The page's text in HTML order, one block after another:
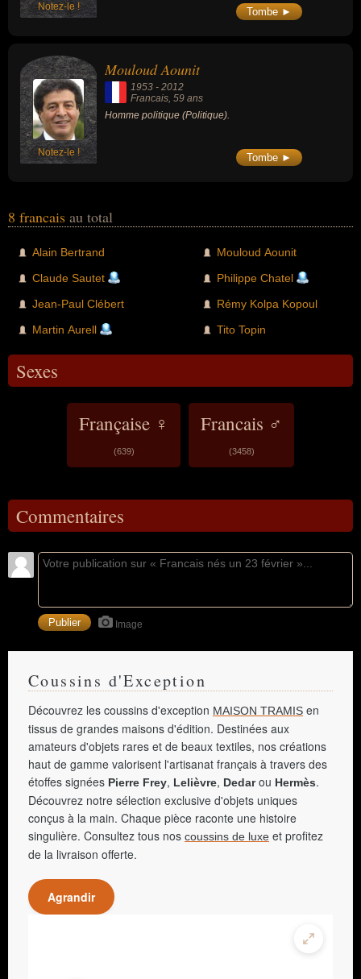
Notez-le ! Tombe ►
Notez-le !
Mouloud Aounit
1953 - 2012
Francais, 59 ans
Homme politique (Politique).
Tombe ►
8 francais au total
Alain Bertrand
Claude Sautet
Jean-Paul Clébert
Martin Aurell
Mouloud Aounit
Philippe Chatel
Rémy Kolpa Kopoul
Tito Topin
Sexes
Française ♀
(639)
Francais ♂
(3458)
Commentaires
Image
Coussins d'Exception
Découvrez les coussins d'exception MAISON TRAMIS en
tissus de grandes maisons d'édition. Destinées aux
amateurs d'objets rares et de beaux textiles, nos créations
haut de gamme valorisent l'artisanat français à travers des
étoffes signées Pierre Frey, Lelièvre, Dedarou Hermès.
Découvrez notre sélection exclusive d'objets uniques
conçus à la main. Chaque pièce raconte une histoire
singulière. Consultez tous nos coussins de luxe et profitez
de la livraison offerte.
Agrandir